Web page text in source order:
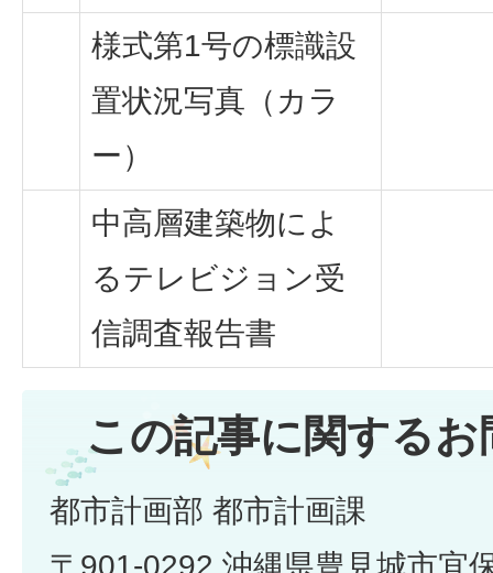
様式第1号の標識設
置状況写真（カラ
ー）
中高層建築物によ
るテレビジョン受
信調査報告書
この記事に関する
都市計画部 都市計画課
〒901-0292 沖縄県豊見城市宜